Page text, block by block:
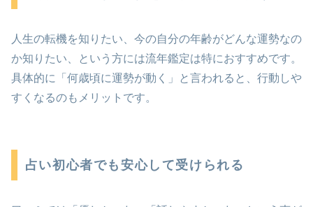
人生の転機を知りたい、今の自分の年齢がどんな運勢なの
か知りたい、という方には流年鑑定は特におすすめです。
具体的に「何歳頃に運勢が動く」と言われると、行動しや
すくなるのもメリットです。
占い初心者でも安心して受けられる